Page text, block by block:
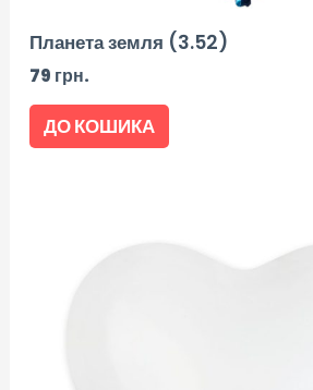
Планета земля (3.52)
79 грн.
ДО КОШИКА